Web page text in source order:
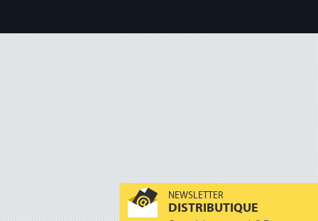
NEWSLETTER
DISTRIBUTIQUE